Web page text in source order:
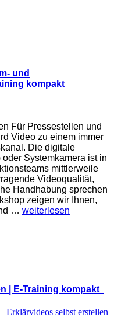
und
kompakt
Für Pressestellen und
Video zu einem immer
Die digitale
Systemkamera ist in
mittlerweile
Videoqualität,
Handhabung sprechen
zeigen wir Ihnen,
… „Videoproduktion
kompakt“
weiterlesen
| E-Training kompakt
Erklärvideos selbst erstellen